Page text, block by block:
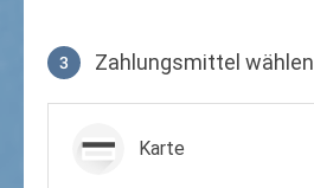
3 Zahlungsmittel wählen
Karte